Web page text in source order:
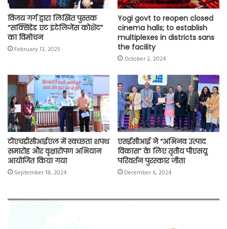
विजय गर्ग द्वारा लिखित पुस्तक
“सक्सिडेड एट इंटेलिजेंस कोशेंट”
का विमोचन
February 13, 2025
Yogi govt to reopen closed
cinema halls; to establish
multiplexes in districts sans
the facility
October 2, 2024
टीएचडीसीआईएल में स्वच्छता शपथ
समारोह और वृक्षारोपण अभियान
आयोजित किया गया
September 18, 2024
एसईसीआई ने “अभिनव उत्पाद
विकास” के लिए तृतीय पीएसयू
परिवर्तन पुरस्कार जीता
December 6, 2024